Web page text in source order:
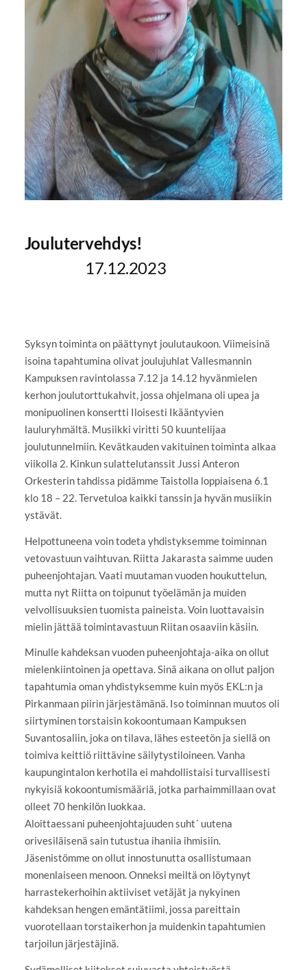
Joulutervehdys!
17.12.2023
Syksyn toiminta on päättynyt joulutaukoon. Viimeisinä
isoina tapahtumina olivat joulujuhlat Vallesmannin
Kampuksen ravintolassa 7.12 ja 14.12 hyvänmielen
kerhon joulutorttukahvit, jossa ohjelmana oli upea ja
monipuolinen konsertti Iloisesti Ikääntyvien
lauluryhmältä. Musiikki viritti 50 kuuntelijaa
joulutunnelmiin. Kevätkauden vakituinen toiminta alkaa
viikolla 2. Kinkun sulattelutanssit Jussi Anteron
Orkesterin tahdissa pidämme Taistolla loppiaisena 6.1
klo 18 – 22. Tervetuloa kaikki tanssin ja hyvän musiikin
ystävät.
Helpottuneena voin todeta yhdistyksemme toiminnan
vetovastuun vaihtuvan. Riitta Jakarasta saimme uuden
puheenjohtajan. Vaati muutaman vuoden houkuttelun,
mutta nyt Riitta on toipunut työelämän ja muiden
velvollisuuksien tuomista paineista. Voin luottavaisin
mielin jättää toimintavastuun Riitan osaaviin käsiin.
Minulle kahdeksan vuoden puheenjohtaja-aika on ollut
mielenkiintoinen ja opettava. Sinä aikana on ollut paljon
tapahtumia oman yhdistyksemme kuin myös EKL:n ja
Pirkanmaan piirin järjestämänä. Iso toiminnan muutos oli
siirtyminen torstaisin kokoontumaan Kampuksen
Suvantosaliin, joka on tilava, lähes esteetön ja siellä on
toimiva keittiö riittävine säilytystiloineen. Vanha
kaupungintalon kerhotila ei mahdollistaisi turvallisesti
nykyisiä kokoontumismääriä, jotka parhaimmillaan ovat
olleet 70 henkilön luokkaa.
Aloittaessani puheenjohtajuuden suht´ uutena
orivesiläisenä sain tutustua ihaniia ihmisiin.
Jäsenistömme on ollut innostunutta osallistumaan
monenlaiseen menoon. Onneksi meiltä on löytynyt
harrastekerhoihin aktiiviset vetäjät ja nykyinen
kahdeksan hengen emäntätiimi, jossa pareittain
vuorotellaan torstaikerhon ja muidenkin tapahtumien
tarjoilun järjestäjinä.